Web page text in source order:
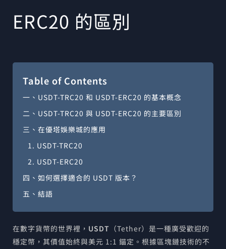
ERC20 的區別
Table of Contents
一、USDT-TRC20 和 USDT-ERC20 的基本概念
二、USDT-TRC20 與 USDT-ERC20 的主要區別
三、在優塔娛樂城的應用
1. USDT-TRC20
2. USDT-ERC20
四、如何選擇適合的 USDT 版本？
五、結語
在數字貨幣的世界裡， USDT （Tether）是一種廣受歡迎的
穩定幣，其價值始終與美元 1:1 錨定。根據區塊鏈技術的不